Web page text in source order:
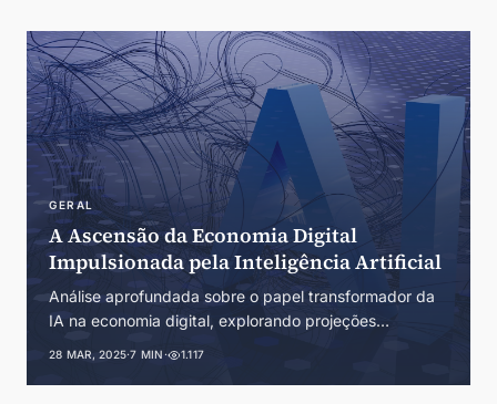
GERAL
A Ascensão da Economia Digital
Impulsionada pela Inteligência Artificial
Análise aprofundada sobre o papel transformador da
IA na economia digital, explorando projeções
28 MAR, 2025·7 MIN· 1.117